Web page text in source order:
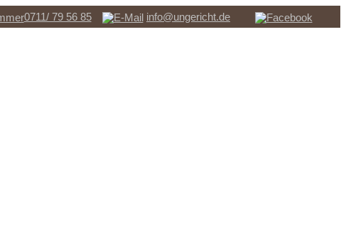
0711/ 79 56 85
info@ungericht.de